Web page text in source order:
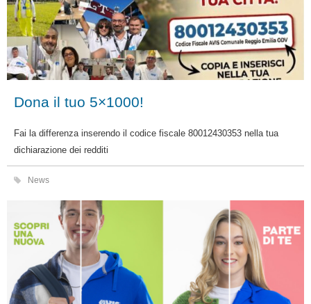
Dona il tuo 5×1000!
Fai la differenza inserendo il codice fiscale 80012430353 nella tua
dichiarazione dei redditi
News